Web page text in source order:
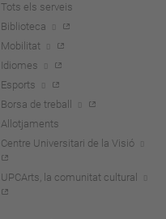
Tots els serveis
Biblioteca
Mobilitat
Idiomes
Esports
Borsa de treball
Allotjaments
Centre Universitari de la Visió
UPCArts, la comunitat cultural